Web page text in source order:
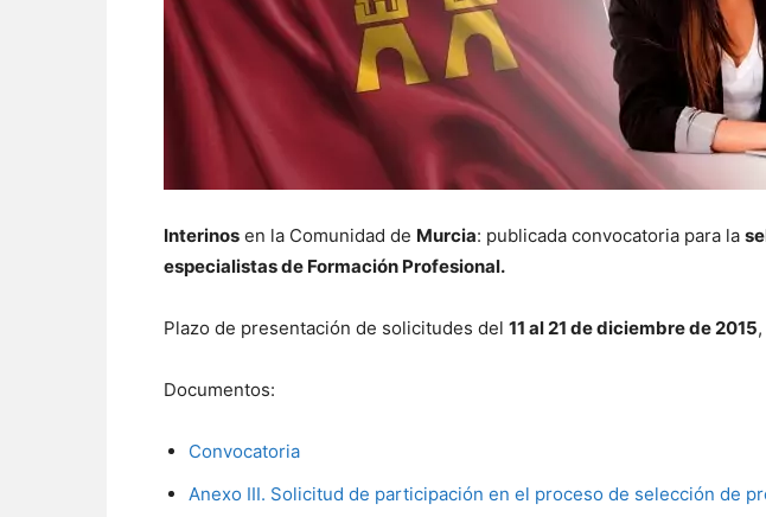
Interinos en la Comunidad de Murcia: publicada convocatoria para la
especialistas de Formación Profesional.
Plazo de presentación de solicitudes del 11 al 21 de diciembre de 2015
Documentos:
Convocatoria
Anexo III. Solicitud de participación en el proceso de selección de